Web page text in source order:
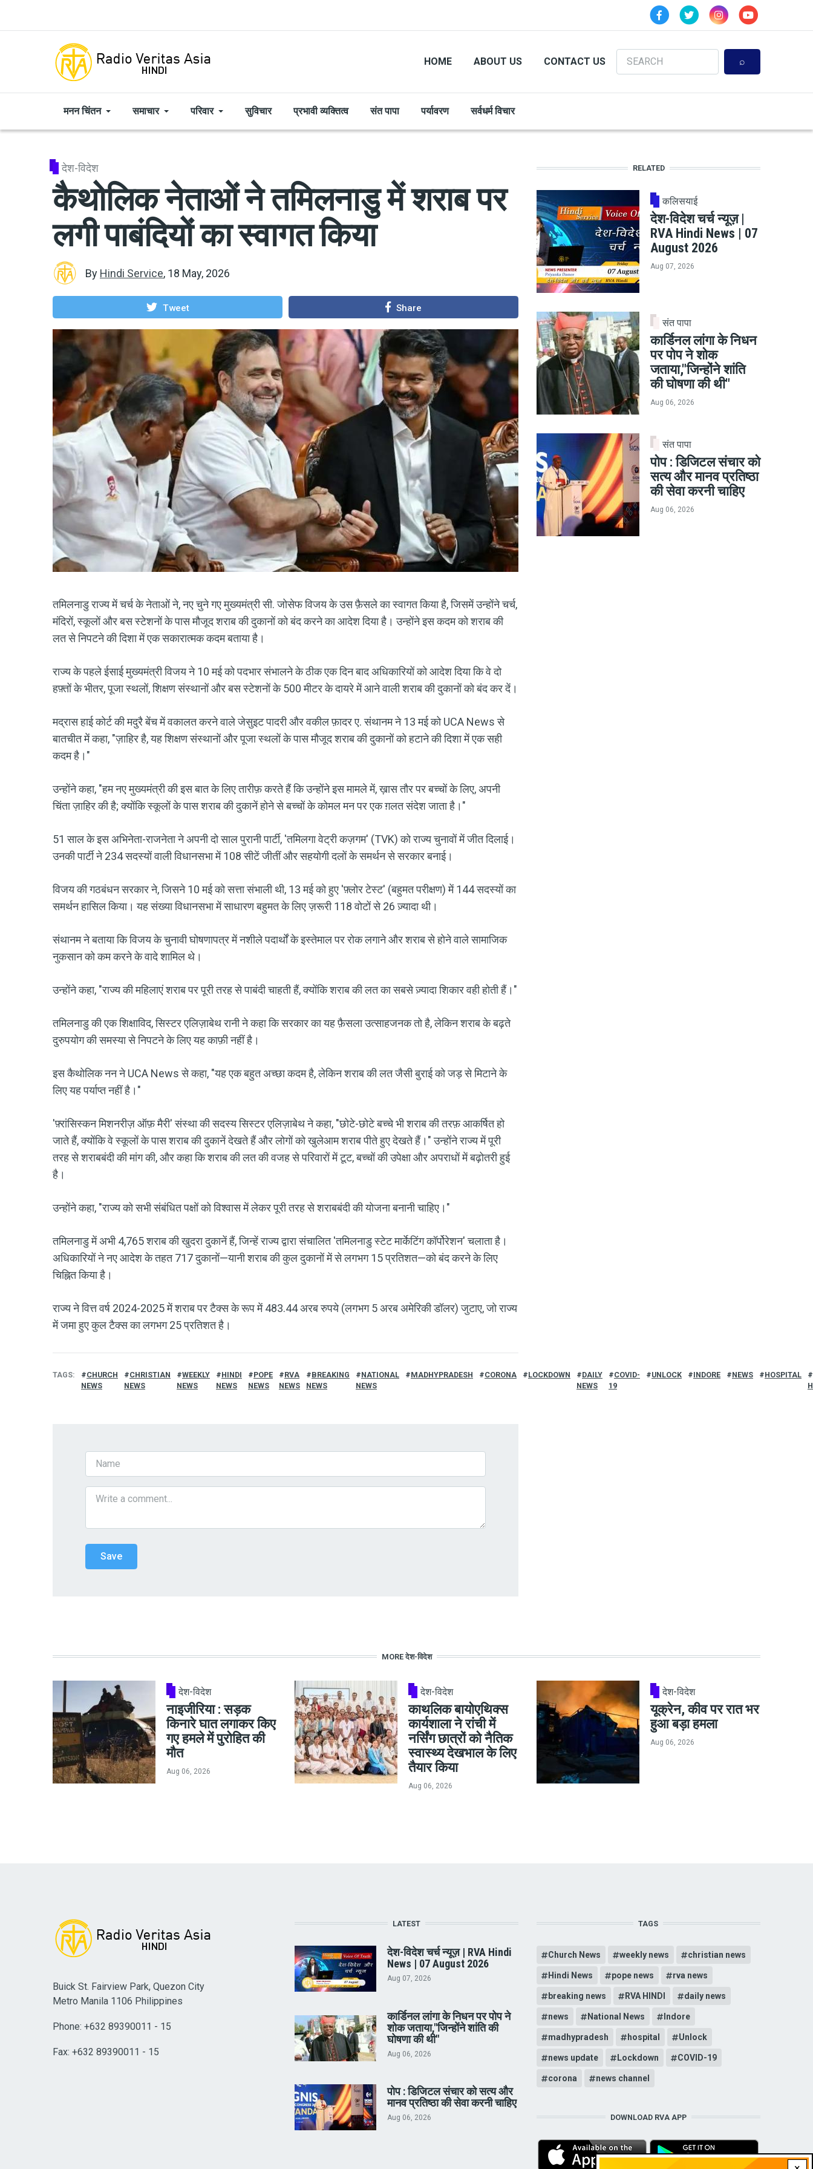
HOME ABOUT US CONTACT US
Search
मनन चिंतन समाचार परिवार सुविचार प्रभावी व्यक्तित्व संत पापा पर्यावरण सर्वधर्म विचार
देश-विदेश
कैथोलिक नेताओं ने तमिलनाडु में शराब पर
लगी पाबंदियों का स्वागत किया
By Hindi Service, 18 May, 2026
Tweet Share
तमिलनाडु राज्य में चर्च के नेताओं ने, नए चुने गए मुख्यमंत्री सी. जोसेफ विजय के उस फ़ैसले का स्वागत किया है, जिसमें उन्होंने चर्च,
मंदिरों, स्कूलों और बस स्टेशनों के पास मौजूद शराब की दुकानों को बंद करने का आदेश दिया है। उन्होंने इस कदम को शराब की
लत से निपटने की दिशा में एक सकारात्मक कदम बताया है।
राज्य के पहले ईसाई मुख्यमंत्री विजय ने 10 मई को पदभार संभालने के ठीक एक दिन बाद अधिकारियों को आदेश दिया कि वे दो
हफ़्तों के भीतर, पूजा स्थलों, शिक्षण संस्थानों और बस स्टेशनों के 500 मीटर के दायरे में आने वाली शराब की दुकानों को बंद कर दें।
मद्रास हाई कोर्ट की मदुरै बेंच में वकालत करने वाले जेसुइट पादरी और वकील फ़ादर ए. संथानम ने 13 मई को UCA News से
बातचीत में कहा, "ज़ाहिर है, यह शिक्षण संस्थानों और पूजा स्थलों के पास मौजूद शराब की दुकानों को हटाने की दिशा में एक सही
कदम है।"
उन्होंने कहा, "हम नए मुख्यमंत्री की इस बात के लिए तारीफ़ करते हैं कि उन्होंने इस मामले में, ख़ास तौर पर बच्चों के लिए, अपनी
चिंता ज़ाहिर की है; क्योंकि स्कूलों के पास शराब की दुकानें होने से बच्चों के कोमल मन पर एक ग़लत संदेश जाता है।"
51 साल के इस अभिनेता-राजनेता ने अपनी दो साल पुरानी पार्टी, 'तमिलगा वेट्री कज़गम' (TVK) को राज्य चुनावों में जीत दिलाई।
उनकी पार्टी ने 234 सदस्यों वाली विधानसभा में 108 सीटें जीतीं और सहयोगी दलों के समर्थन से सरकार बनाई।
विजय की गठबंधन सरकार ने, जिसने 10 मई को सत्ता संभाली थी, 13 मई को हुए 'फ़्लोर टेस्ट' (बहुमत परीक्षण) में 144 सदस्यों का
समर्थन हासिल किया। यह संख्या विधानसभा में साधारण बहुमत के लिए ज़रूरी 118 वोटों से 26 ज़्यादा थी।
संथानम ने बताया कि विजय के चुनावी घोषणापत्र में नशीले पदार्थों के इस्तेमाल पर रोक लगाने और शराब से होने वाले सामाजिक
नुकसान को कम करने के वादे शामिल थे।
उन्होंने कहा, "राज्य की महिलाएं शराब पर पूरी तरह से पाबंदी चाहती हैं, क्योंकि शराब की लत का सबसे ज़्यादा शिकार वही होती हैं।"
तमिलनाडु की एक शिक्षाविद, सिस्टर एलिज़ाबेथ रानी ने कहा कि सरकार का यह फ़ैसला उत्साहजनक तो है, लेकिन शराब के बढ़ते
दुरुपयोग की समस्या से निपटने के लिए यह काफ़ी नहीं है।
इस कैथोलिक नन ने UCA News से कहा, "यह एक बहुत अच्छा कदम है, लेकिन शराब की लत जैसी बुराई को जड़ से मिटाने के
लिए यह पर्याप्त नहीं है।"
'फ़्रांसिस्कन मिशनरीज़ ऑफ़ मैरी' संस्था की सदस्य सिस्टर एलिज़ाबेथ ने कहा, "छोटे-छोटे बच्चे भी शराब की तरफ़ आकर्षित हो
जाते हैं, क्योंकि वे स्कूलों के पास शराब की दुकानें देखते हैं और लोगों को खुलेआम शराब पीते हुए देखते हैं।" उन्होंने राज्य में पूरी
तरह से शराबबंदी की मांग की, और कहा कि शराब की लत की वजह से परिवारों में टूट, बच्चों की उपेक्षा और अपराधों में बढ़ोतरी हुई
है।
उन्होंने कहा, "राज्य को सभी संबंधित पक्षों को विश्वास में लेकर पूरी तरह से शराबबंदी की योजना बनानी चाहिए।"
तमिलनाडु में अभी 4,765 शराब की खुदरा दुकानें हैं, जिन्हें राज्य द्वारा संचालित 'तमिलनाडु स्टेट मार्केटिंग कॉर्पोरेशन' चलाता है।
अधिकारियों ने नए आदेश के तहत 717 दुकानों—यानी शराब की कुल दुकानों में से लगभग 15 प्रतिशत—को बंद करने के लिए
चिह्नित किया है।
राज्य ने वित्त वर्ष 2024-2025 में शराब पर टैक्स के रूप में 483.44 अरब रुपये (लगभग 5 अरब अमेरिकी डॉलर) जुटाए, जो राज्य
में जमा हुए कुल टैक्स का लगभग 25 प्रतिशत है।
TAGS
CHURCH
NEWS
CHRISTIAN
NEWS
WEEKLY
NEWS
HINDI
NEWS
POPE
NEWS
RVA
NEWS
BREAKING
NEWS
NATIONAL
NEWS
MADHYPRADESH CORONA LOCKDOWN
DAILY
NEWS
COVID-
19
UNLOCK INDORE NEWS
HOSPITAL
RELATED
कलिसयाई
देश-विदेश चर्च न्यूज़ |
RVA Hindi News | 07
August 2026
Aug 07, 2026
संत पापा
कार्डिनल लांगा के निधन
पर पोप ने शोक
जताया,"जिन्होंने शांति
की घोषणा की थी"
Aug 06, 2026
संत पापा
पोप : डिजिटल संचार को
सत्य और मानव प्रतिष्ठा
की सेवा करनी चाहिए
Aug 06, 2026
MORE देश-विदेश
देश-विदेश
नाइजीरिया : सड़क
किनारे घात लगाकर किए
गए हमले में पुरोहित की
मौत
Aug 06, 2026
देश-विदेश
काथलिक बायोएथिक्स
कार्यशाला ने रांची में
नर्सिंग छात्रों को नैतिक
स्वास्थ्य देखभाल के लिए
तैयार किया
Aug 06, 2026
देश-विदेश
यूक्रेन, कीव पर रात भर
हुआ बड़ा हमला
Aug 06, 2026
Buick St. Fairview Park, Quezon City
Metro Manila 1106 Philippines
Phone: +632 89390011 - 15
Fax: +632 89390011 - 15
LATEST
देश-विदेश चर्च न्यूज़ | RVA Hindi
News | 07 August 2026
Aug 07, 2026
कार्डिनल लांगा के निधन पर पोप ने
शोक जताया,"जिन्होंने शांति की
घोषणा की थी"
Aug 06, 2026
पोप : डिजिटल संचार को सत्य और
मानव प्रतिष्ठा की सेवा करनी चाहिए
Aug 06, 2026
TAGS
Church News weekly news christian news
Hindi News pope news rva news
breaking news RVA HINDI daily news
news National News Indore
madhypradesh hospital Unlock
news update Lockdown COVID-19
corona news channel
DOWNLOAD RVA APP